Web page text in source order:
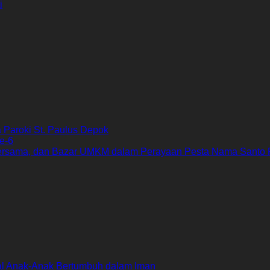
Paroki St. Paulus Depok
6
dan Bazar UMKM dalam Perayaan Pesta Nama Santo
Anak-Anak Bertumbuh dalam Iman